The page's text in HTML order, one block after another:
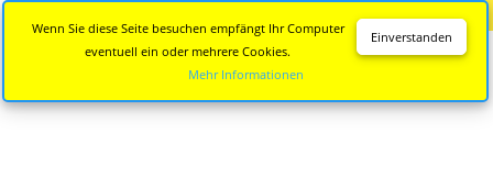
Einverstanden
Wenn Sie diese Seite besuchen empfängt Ihr Computer
eventuell ein oder mehrere Cookies.
Mehr Informationen